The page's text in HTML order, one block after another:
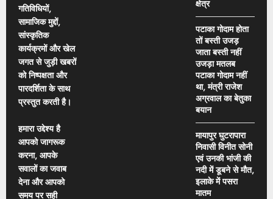
गतिविधियों,
सामाजिक मुद्दों,
सांस्कृतिक
कार्यक्रमों और खेल
जगत से जुड़ी खबरों
को निष्पक्षता और
पारदर्शिता के साथ
प्रस्तुत करती है।
हमारा उद्देश्य है
आपको जागरूक
करना, आपके
सवालों का जवाब
देना और आपको
समय पर सही
क्षेत्र
पटाका गोदाम होता
तों बस्ती उजड़
जाता बस्ती नहीं
उजड़ा मतलब
पटाका गोदाम नहीं
था, मंत्री राजेश
अग्रवाल का बेतुका
बयान
मायापुर घुटरापारा
निवासी विनीत सोनी
एवं उनकी भांजी की
नदी में डूबने से मौत,
इलाके में पसरा
मातम